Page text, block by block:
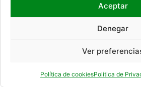
Aceptar
Denegar
Ver
Política de cookiesPolítica de
SOCIAL
© 2026 EMPRESA NACIONAL DE RESIDUOS
ACCESIBILITYLEGAL